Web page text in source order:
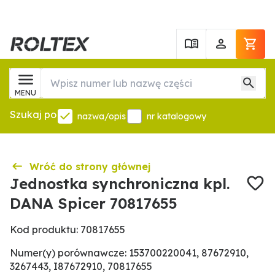
MENU
Szukaj po nazwa/opis nr katalogowy
Wróć do strony głównej
Jednostka synchroniczna kpl.
DANA Spicer 70817655
Kod produktu: 70817655
Numer(y) porównawcze: 153700220041, 87672910,
3267443, I87672910, 70817655